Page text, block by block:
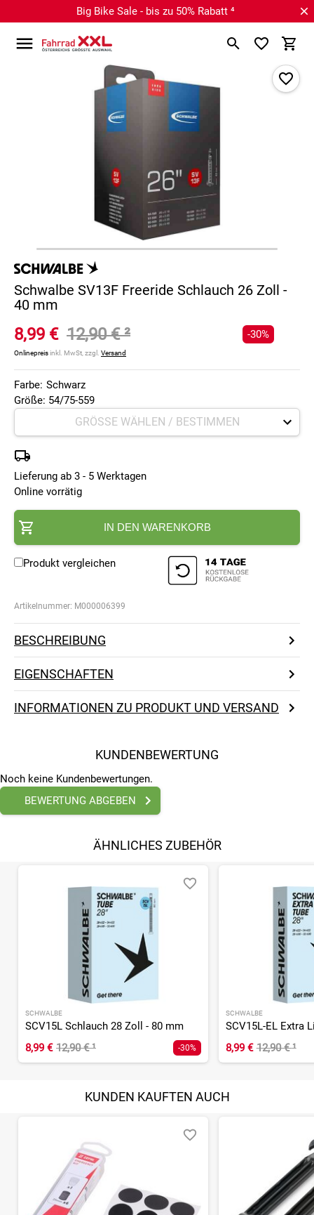
Big Bike Sale - bis zu 50% Rabatt ⁴
Schwalbe SV13F Freeride Schlauch 26 Zoll -
40 mm
8,99 € 12,90 €²
Onlinepreisinkl. MwSt, zzgl. Versand
-30%
Farbe: Schwarz
Größe: 54/75-559
Lieferung ab 3 - 5 Werktagen
Online vorrätig
IN DEN WARENKORB
Produkt vergleichen
Artikelnummer: M000006399
BESCHREIBUNG
EIGENSCHAFTEN
INFORMATIONEN ZU PRODUKT UND VERSAND
KUNDENBEWERTUNG
Noch keine Kundenbewertungen.
BEWERTUNG ABGEBEN
ÄHNLICHES ZUBEHÖR
SCHWALBE
SCV15L Schlauch 28 Zoll - 80 mm
8,99 € 12,90 €¹ -30%
SCHWALBE
8,99 € 12,90 €¹
KUNDEN KAUFTEN AUCH